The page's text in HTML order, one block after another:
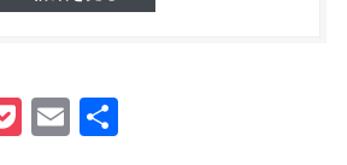
Pocket
Email